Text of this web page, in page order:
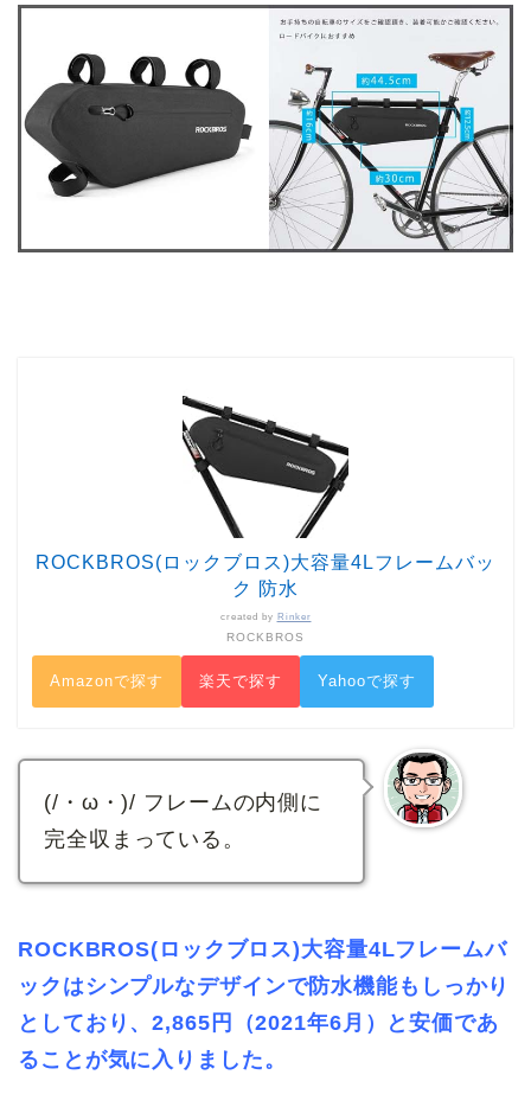
ROCKBROS(ロックブロス)大容量4Lフレームバッ
ク 防水
created by Rinker
ROCKBROS
Amazonで探す 楽天で探す Yahooで探す
(/・ω・)/ フレームの内側に
完全収まっている。
ROCKBROS(ロックブロス)大容量4Lフレームバ
ックはシンプルなデザインで防水機能もしっかり
としており、2,865円（2021年6月）と安価であ
ることが気に入りました。